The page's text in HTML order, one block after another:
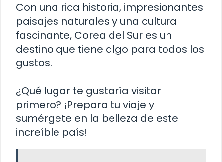
Con una rica historia, impresionantes
paisajes naturales y una cultura
fascinante, Corea del Sur es un
destino que tiene algo para todos los
gustos.
¿Qué lugar te gustaría visitar
primero? ¡Prepara tu viaje y
sumérgete en la belleza de este
increíble país!